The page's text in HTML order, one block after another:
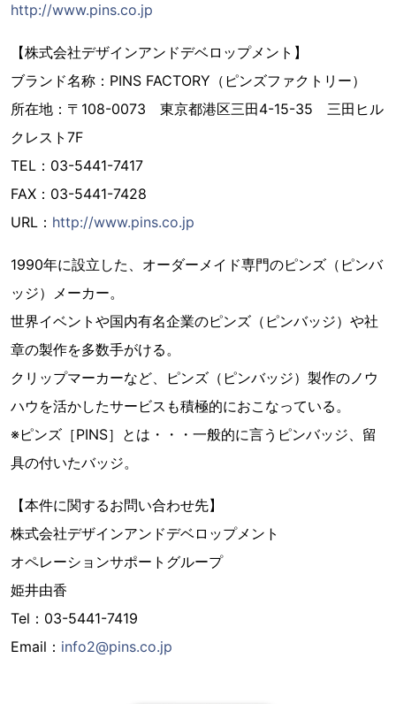
http://www.pins.co.jp
【株式会社デザインアンドデベロップメント】
ブランド名称：PINS FACTORY（ピンズファクトリー）
所在地：〒108-0073 東京都港区三田4-15-35 三田ヒル
クレスト7F
TEL：03-5441-7417
FAX：03-5441-7428
URL： http://www.pins.co.jp
1990年に設立した、オーダーメイド専門のピンズ（ピンバ
ッジ）メーカー。
世界イベントや国内有名企業のピンズ（ピンバッジ）や社
章の製作を多数手がける。
クリップマーカーなど、ピンズ（ピンバッジ）製作のノウ
ハウを活かしたサービスも積極的におこなっている。
※ピンズ［PINS］とは・・・一般的に言うピンバッジ、留
具の付いたバッジ。
【本件に関するお問い合わせ先】
株式会社デザインアンドデベロップメント
オペレーションサポートグループ
姫井由香
Tel：03-5441-7419
Email： info2@pins.co.jp